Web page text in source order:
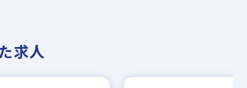
相談に応じます。現在、在職中
にご応募ください。応募の秘密
求人